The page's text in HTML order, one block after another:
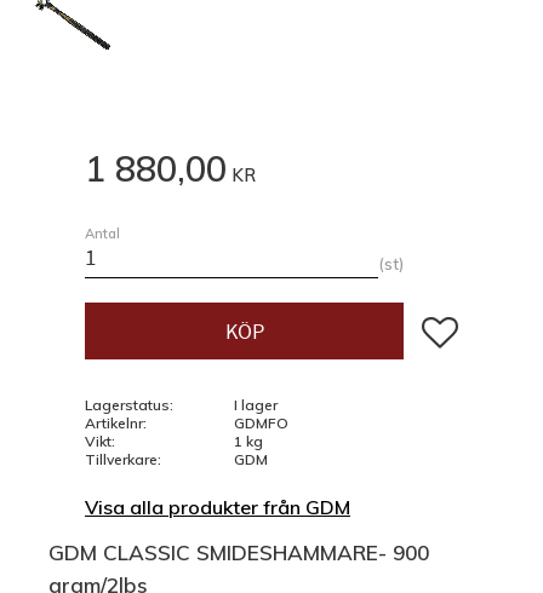
1 880,00 KR
Antal
st
KÖP Lägg till i
Lagerstatus
I lager
Artikelnr
GDMFO
Vikt
1 kg
Tillverkare
GDM
Visa alla produkter från GDM
GDM CLASSIC SMIDESHAMMARE- 900
gram/2lbs